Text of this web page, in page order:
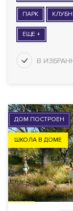
ПАРК
ЕЩЕ +
ДОМ ПОСТРОЕН
ШКОЛА В ДОМЕ